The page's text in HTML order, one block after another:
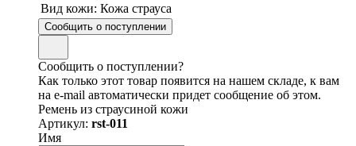
Вид кожи: Кожа страуса
Сообщить о поступлении
Сообщить о поступлении?
Как только этот товар появится на нашем складе, к вам
на e-mail автоматически придет сообщение об этом.
Ремень из страусиной кожи
Артикул: rst-011
Имя